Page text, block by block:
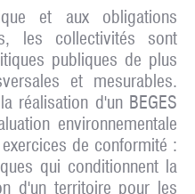
et aux obligations
les collectivités sont
publiques de plus
et mesurables.
réalisation d'un BEGES
environnementale
de conformité :
qui conditionnent la
d'un territoire pour les